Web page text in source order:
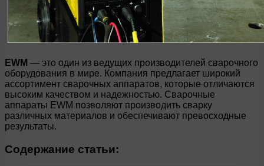
EWM — это один из ведущих производителей сварочного
оборудования в мире. Компания предлагает широкий
ассортимент сварочных аппаратов, которые отличаются
высоким качеством и надежностью. Сварочные
аппараты EWM позволяют производить сварку
различных материалов и обеспечивают превосходные
результаты.
Содержание статьи: